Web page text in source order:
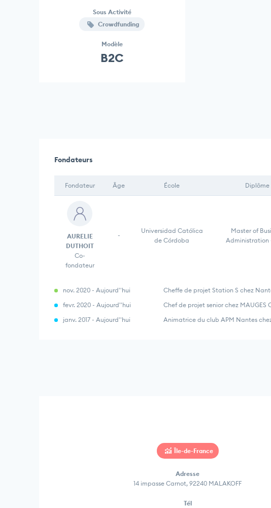
Sous Activité
Crowdfunding
Modèle
B2C
Fondateurs
Fondateur Âge École Diplôme
AURELIE
DUTHOIT
Co-
fondateur
-
Universidad Católica
de Córdoba
Master of
Administration
nov. 2020 - Aujourd''hui
Cheffe de projet Station S chez
fevr. 2020 - Aujourd''hui
Chef de projet senior chez MAUGES
janv. 2017 - Aujourd''hui
Animatrice du club APM Nantes
Île-de-France
Adresse
14 impasse Carnot, 92240 MALAKOFF
Tél